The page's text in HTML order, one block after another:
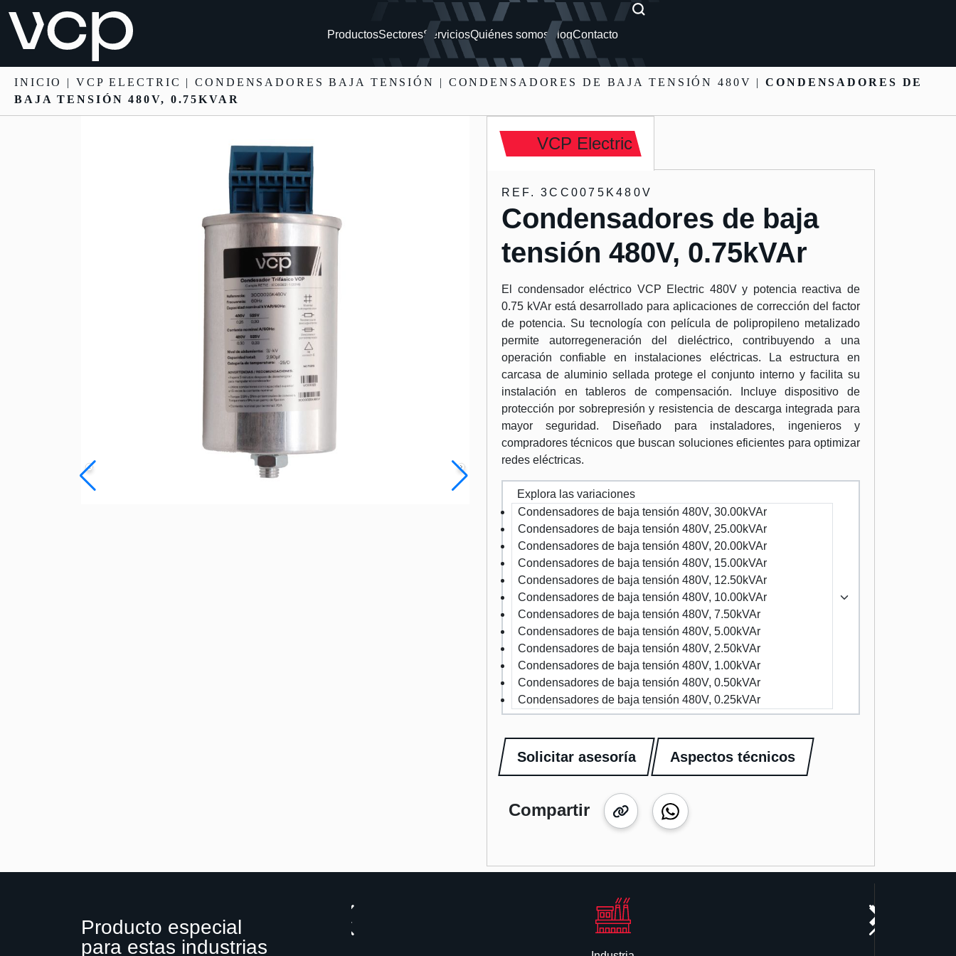
ProductosSectoresServiciosQuiénes somos BlogContacto
INICIO | VCP ELECTRIC |CONDENSADORES BAJA TENSIÓN | CONDENSADORES DE BAJA TENSIÓN 480V |CONDENSADORES DE
BAJA TENSIÓN 480V, 0.75KVAR
VCP Electric
REF. 3CC0075K480V
Condensadores de baja
tensión 480V, 0.75kVAr
El condensador eléctrico VCP Electric 480V y potencia reactiva de
0.75 kVAr está desarrollado para aplicaciones de corrección del factor
de potencia. Su tecnología con película de polipropileno metalizado
permite autorregeneración del dieléctrico, contribuyendo a una
operación confiable en instalaciones eléctricas. La estructura en
carcasa de aluminio sellada protege el conjunto interno y facilita su
instalación en tableros de compensación. Incluye dispositivo de
protección por sobrepresión y resistencia de descarga integrada para
mayor seguridad. Diseñado para instaladores, ingenieros y
compradores técnicos que buscan soluciones eficientes para optimizar
redes eléctricas.
Explora las variaciones
Condensadores de baja tensión 480V, 30.00kVAr
Condensadores de baja tensión 480V, 25.00kVAr
Condensadores de baja tensión 480V, 20.00kVAr
Condensadores de baja tensión 480V, 15.00kVAr
Condensadores de baja tensión 480V, 12.50kVAr
Condensadores de baja tensión 480V, 10.00kVAr
Condensadores de baja tensión 480V, 7.50kVAr
Condensadores de baja tensión 480V, 5.00kVAr
Condensadores de baja tensión 480V, 2.50kVAr
Condensadores de baja tensión 480V, 1.00kVAr
Condensadores de baja tensión 480V, 0.50kVAr
Condensadores de baja tensión 480V, 0.25kVAr
Solicitar asesoría Aspectos técnicos
Compartir
Producto especial
para estas industrias